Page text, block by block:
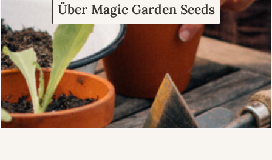
Über Magic Garden Seeds